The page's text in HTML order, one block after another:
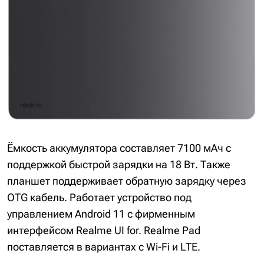
Ёмкость аккумулятора составляет 7100 мАч с
поддержкой быстрой зарядки на 18 Вт. Также
планшет поддерживает обратную зарядку через
OTG кабель. Работает устройство под
управлением Android 11 с фирменным
интерфейсом Realme UI for. Realme Pad
поставляется в вариантах с Wi-Fi и LTE.